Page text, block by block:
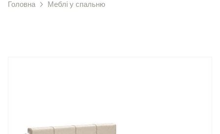
знайдено. Уточніть свій запит
Головна Меблі у спальню